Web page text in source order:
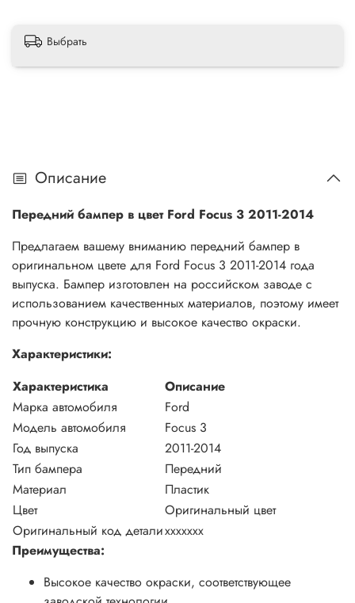
Выбрать
Описание
Передний бампер в цвет Ford Focus 3 2011-2014
Предлагаем вашему вниманию передний бампер в
оригинальном цвете для Ford Focus 3 2011-2014 года
выпуска. Бампер изготовлен на российском заводе с
использованием качественных материалов, поэтому имеет
прочную конструкцию и высокое качество окраски.
Характеристики:
Характеристика
Описание
Марка автомобиля
Ford
Модель автомобиля
Focus 3
Год выпуска
2011-2014
Тип бампера
Передний
Материал
Пластик
Цвет
Оригинальный цвет
Оригинальный код деталиxxxxxxx
Преимущества:
Высокое качество окраски, соответствующее